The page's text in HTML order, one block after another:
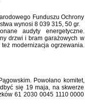
Funduszu Ochrony
wynosi 8 039 315, 50 gr.
audyty energetyczne.
drzwi i bram garażowych w
modernizacja ogrzewania.
Powołano komitet,
się 19 maja, na skwerze
61 2030 0045 1110 0000